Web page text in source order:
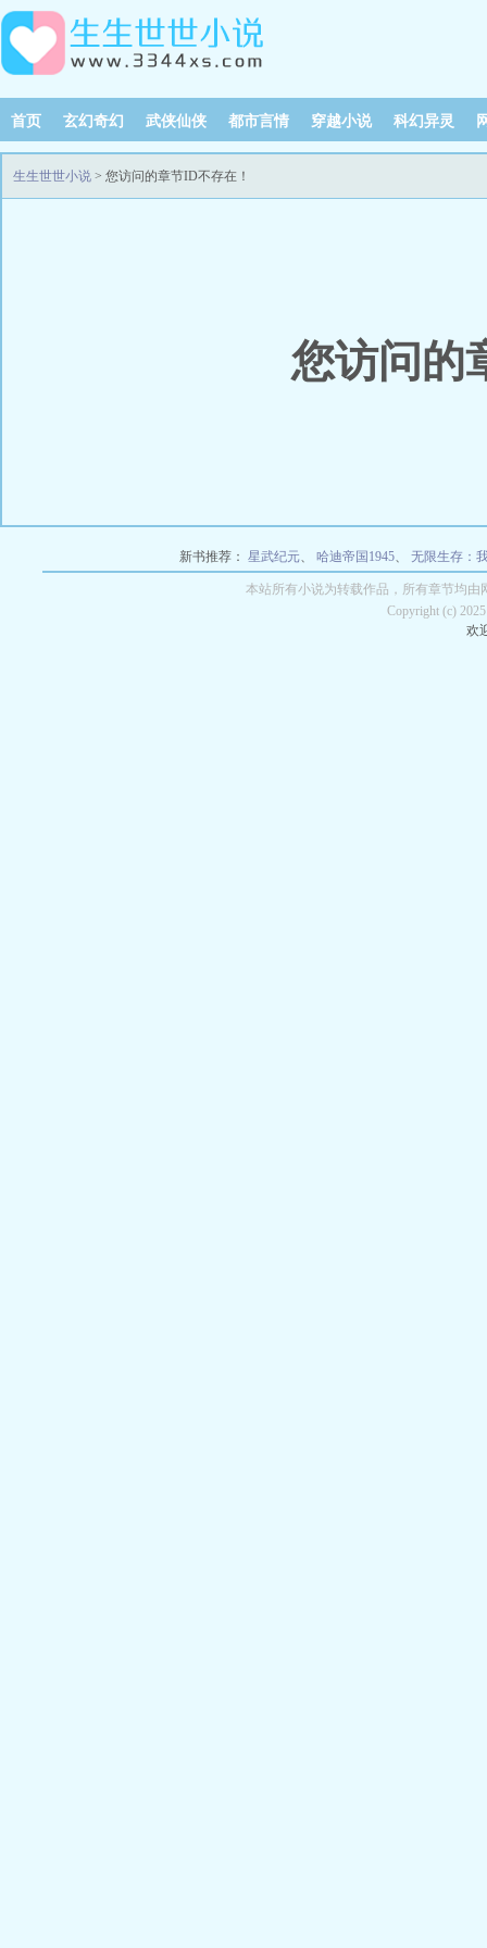
首页 玄幻奇幻 武侠仙侠 都市言情 穿越小说 科幻异灵
生生世世小说 > 您访问的章节ID不存在！
您访问的
新书推荐： 星武纪元、 哈迪帝国1945、 无限生存：
本站所有小说为转载作品，所有章节均
Copyright (c)
欢